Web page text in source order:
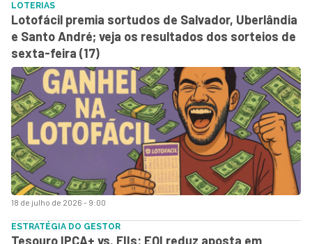
18 de julho de 2026 - 9:00
LOTERIAS
Lotofácil premia sortudos de Salvador, Uberlândia
e Santo André; veja os resultados dos sorteios de
sexta-feira (17)
ESTRATÉGIA DO GESTOR
Tesouro IPCA+ vs. FIIs: EQI reduz aposta em